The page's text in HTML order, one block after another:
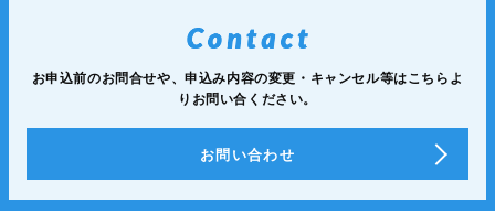
お申込前のお問合せや、申込み内容の変更・キャンセル等はこちらよ
りお問い合ください。
お問い合わせ